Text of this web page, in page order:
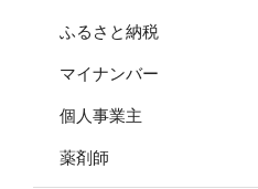
ふるさと納税
マイナンバー
個人事業主
薬剤師